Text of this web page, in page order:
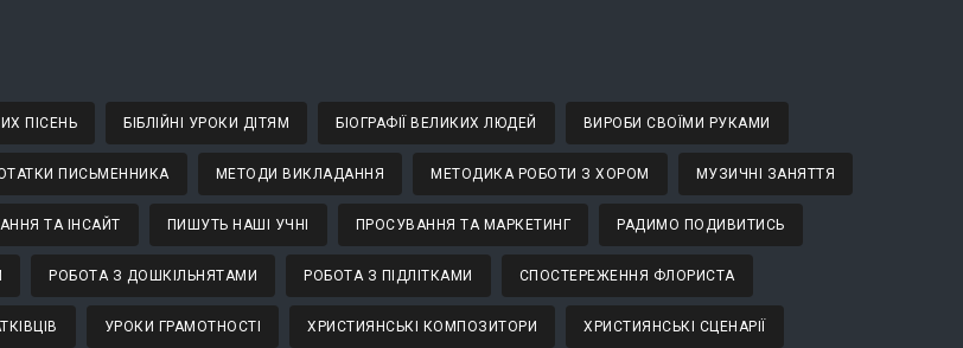
ПІСЕНЬ БІБЛІЙНІ УРОКИ ДІТЯМ БІОГРАФІЇ ВЕЛИКИХ ЛЮДЕЙ ВИРОБИ СВОЇМИ РУКАМИ
ПИСЬМЕННИКА МЕТОДИ ВИКЛАДАННЯ МЕТОДИКА РОБОТИ З ХОРОМ МУЗИЧНІ ЗАНЯТТЯ
ТА ІНСАЙТ ПИШУТЬ НАШІ УЧНІ ПРОСУВАННЯ ТА МАРКЕТИНГ РАДИМО ПОДИВИТИСЬ
РОБОТА З ДОШКІЛЬНЯТАМИ РОБОТА З ПІДЛІТКАМИ СПОСТЕРЕЖЕННЯ ФЛОРИСТА
УРОКИ ГРАМОТНОСТІ ХРИСТИЯНСЬКІ КОМПОЗИТОРИ ХРИСТИЯНСЬКІ СЦЕНАРІЇ